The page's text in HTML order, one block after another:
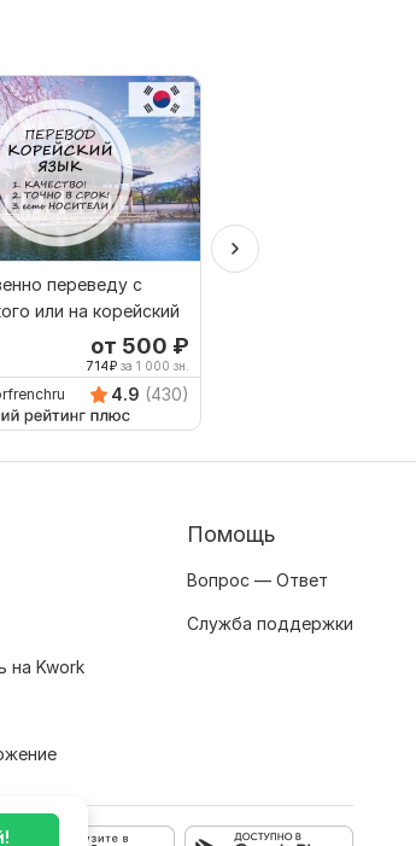
переведу с
или на корейский
от 500 ₽
714₽ за 1 000 зн.
4.9 (430)
на Kwork
Помощь
Вопрос — Ответ
Служба поддержки